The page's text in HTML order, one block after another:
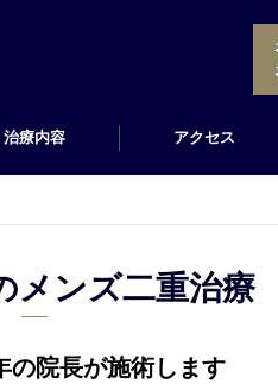
治療内容 アクセス
メンズ二重治療
の院長が施術します